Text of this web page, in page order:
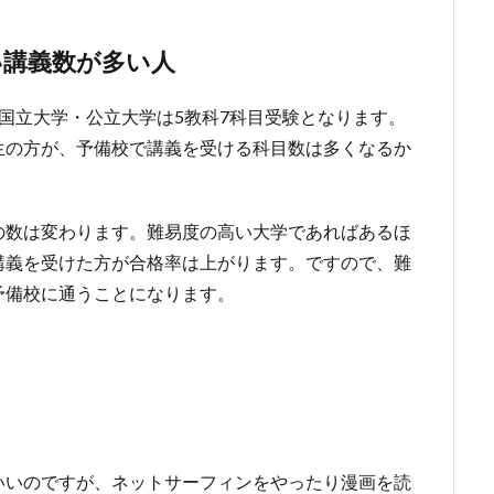
義数が多い人
大学・公立大学は5教科7科目受験となります。
方が、予備校で講義を受ける科目数は多くなるか
は変わります。難易度の高い大学であればあるほ
を受けた方が合格率は上がります。ですので、難
校に通うことになります。
のですが、ネットサーフィンをやったり漫画を読